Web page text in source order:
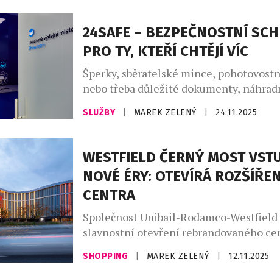
uživatelů i jejich nejbližší okolí.
24SAFE – BEZPEČNOSTNÍ
PRO TY, KTEŘÍ CHTĚJÍ VÍC
Šperky, sběratelské mince,
nebo třeba důležité dokumenty,
speciální zacházení a ochranu. Přímo v
zároveň je mít kdykoli k dispozici.
otevírací doby banky, ale doslova 24
Společnost 24SAFE je už […]
SLUŽBY MAREK ZELENÝ 24.11.2025
WESTFIELD ČERNÝ MOST
NOVÉ ÉRY: OTEVÍRÁ
CENTRA
Společnost Unibail-Rodamco-Westfield
slavnostní otevření rebrandovaného
podobu oblíbené destinace, ale také její
SHOPPING MAREK ZELENÝ 12.11.2025